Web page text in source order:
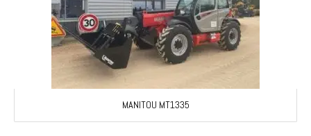
MANITOU MT1335